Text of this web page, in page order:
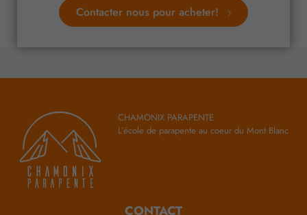
Contacter nous pour acheter!
CHAMONIX PARAPENTE
L’école de parapente au coeur du Mont Blanc
CONTACT